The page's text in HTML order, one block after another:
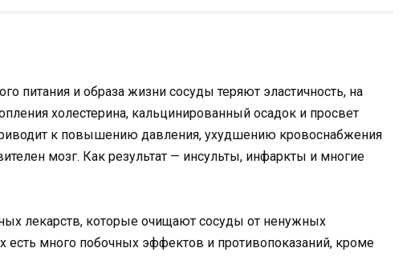
питания и образа жизни сосуды теряют эластичность, на
холестерина, кальцинированный осадок и просвет
к повышению давления, ухудшению кровоснабжения
мозг. Как результат — инсульты, инфаркты и многие
лекарств, которые очищают сосуды от ненужных
есть много побочных эффектов и противопоказаний, кроме